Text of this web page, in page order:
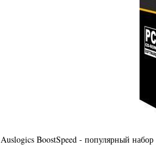
Auslogics BoostSpeed - популярный